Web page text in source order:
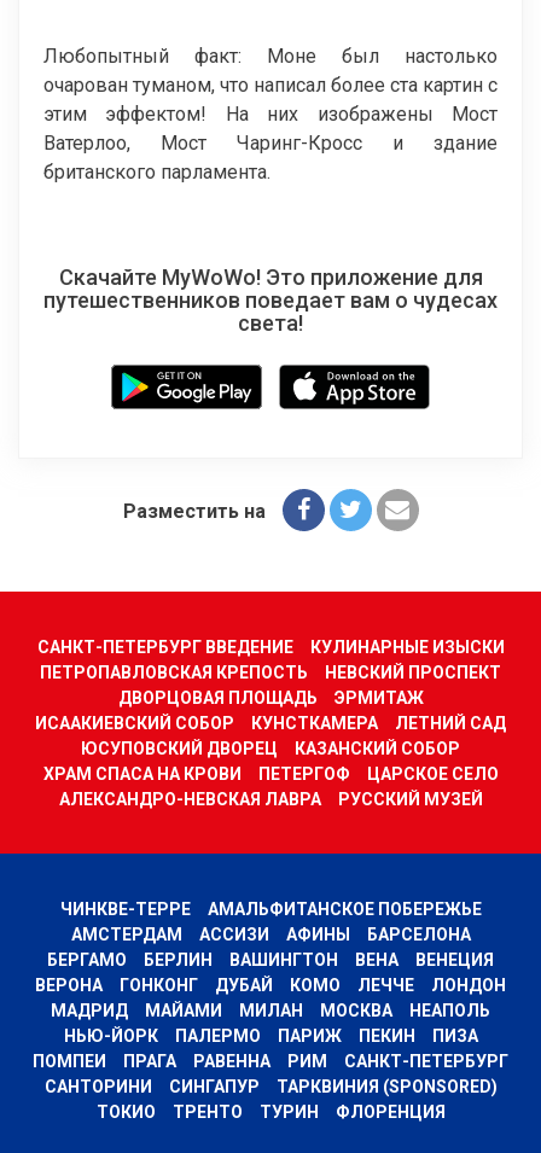
Любопытный факт: Моне был настолько
очарован туманом, что написал более ста картин с
этим эффектом! На них изображены Мост
Ватерлоо, Мост Чаринг-Кросс и здание
британского парламента.
Скачайте MyWoWo! Это приложение для
путешественников поведает вам о чудесах
света!
Разместить на
САНКТ-ПЕТЕРБУРГ ВВЕДЕНИЕ
КУЛИНАРНЫЕ ИЗЫСКИ
ПЕТРОПАВЛОВСКАЯ КРЕПОСТЬ
НЕВСКИЙ ПРОСПЕКТ
ДВОРЦОВАЯ ПЛОЩАДЬ
ЭРМИТАЖ
ИСААКИЕВСКИЙ СОБОР
КУНСТКАМЕРА
ЛЕТНИЙ САД
ЮСУПОВСКИЙ ДВОРЕЦ
КАЗАНСКИЙ СОБОР
ХРАМ СПАСА НА КРОВИ
ПЕТЕРГОФ
ЦАРСКОЕ СЕЛО
АЛЕКСАНДРО-НЕВСКАЯ ЛАВРА
РУССКИЙ МУЗЕЙ
ЧИНКВЕ-ТЕРРЕ
АМАЛЬФИТАНСКОЕ ПОБЕРЕЖЬЕ
АМСТЕРДАМ
АССИЗИ АФИНЫ
БАРСЕЛОНА
БЕРГАМО
БЕРЛИН ВАШИНГТОН ВЕНА
ВЕНЕЦИЯ
ВЕРОНА
ГОНКОНГ ДУБАЙ КОМО ЛЕЧЧЕ
ЛОНДОН
МАДРИД
МАЙАМИ МИЛАН МОСКВА
НЕАПОЛЬ
НЬЮ-ЙОРК
ПАЛЕРМО ПАРИЖ ПЕКИН
ПИЗА
ПОМПЕИ
ПРАГА РАВЕННА РИМ
САНКТ-ПЕТЕРБУРГ
САНТОРИНИ
СИНГАПУР
ТАРКВИНИЯ (SPONSORED)
ТОКИО
ТРЕНТО ТУРИН ФЛОРЕНЦИЯ